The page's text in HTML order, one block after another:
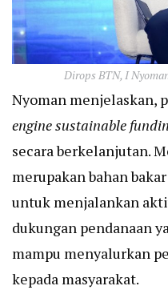
Dirops BTN, I
Nyoman menjelaskan,
engine sustainable
secara berkelanjutan.
merupakan bahan
untuk menjalankan
dukungan pendanaan
mampu menyalurkan
kepada masyarakat.